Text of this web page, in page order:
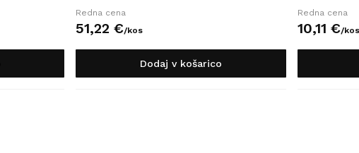
Redna cena
51,22 €/kos
Dodaj v košarico
Redna cena
10,11 €/kos